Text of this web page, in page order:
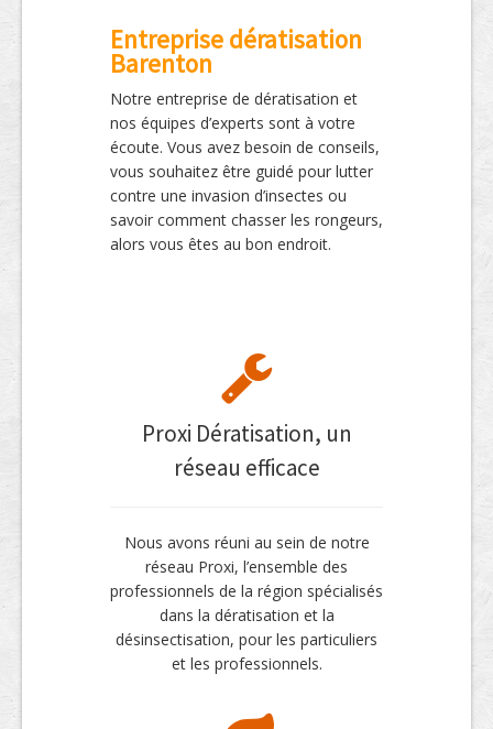
Entreprise dératisation
Barenton
Notre entreprise de dératisation et
nos équipes d’experts sont à votre
écoute. Vous avez besoin de conseils,
vous souhaitez être guidé pour lutter
contre une invasion d’insectes ou
savoir comment chasser les rongeurs,
alors vous êtes au bon endroit.
Proxi Dératisation, un
réseau efficace
Nous avons réuni au sein de notre
réseau Proxi, l’ensemble des
professionnels de la région spécialisés
dans la dératisation et la
désinsectisation, pour les particuliers
et les professionnels.